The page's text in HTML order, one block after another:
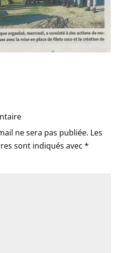
ne sera pas publiée. Les
sont indiqués avec *